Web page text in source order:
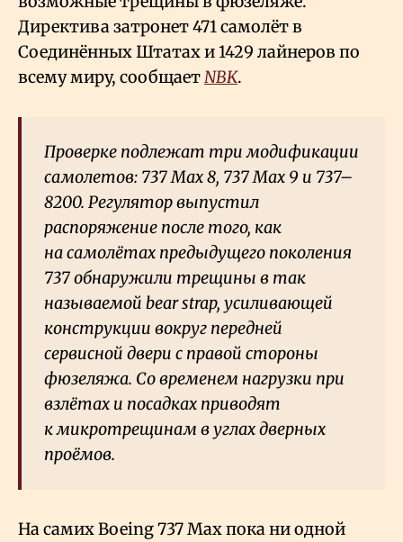
Директива затронет 471 самолёт в
Соединённых Штатах и 1429 лайнеров по
всему миру, сообщаетNBK.
Проверке подлежат три модификации
самолетов: 737 Max 8, 737 Max 9 и 737–
8200. Регулятор выпустил
распоряжение после того, как
на самолётах предыдущего поколения
737 обнаружили трещины в так
называемой bear strap, усиливающей
конструкции вокруг передней
сервисной двери с правой стороны
фюзеляжа. Со временем нагрузки при
взлётах и посадках приводят
к микротрещинам в углах дверных
проёмов.
На самих Boeing 737 Max пока ни одной